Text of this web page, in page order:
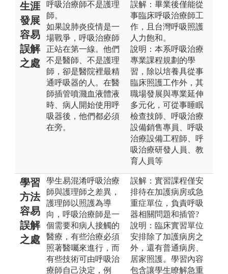
生涯
發展
容易
誤解
之處
呼吸治療師不是護理
師。
如果說肺炎疫情是一
場戰爭，呼吸治療師
正站在第一線。他們
不是醫師、不是護理
師，卻是醫院裡最精
通呼吸器的人。在醫
師插管噴濺血液體液
時、病人開始使用呼
吸器後，他們都必須
在旁。
誤解：畢業後僅能從
事臨床呼吸治療師工
作，且台灣呼吸照護
人力飽和。
說明：本系呼吸治療
專業課程規劃的學
習，除以培養具從事
臨床照護工作外，其
職場發展與專業延伸
多元化，可從事睡眠
檢查技師、呼吸治療
設備銷售專員、呼吸
治療設備工程師、呼
吸治療研發人員、教
育人員等
學習
方法
容易
誤解
之處
學生易混淆呼吸治療
師與護理師之差異，
護理師以照護為導
向，呼吸治療師是一
個需要和病人接觸的
醫療，有些治療必須
照著醫囑來進行，而
有些技術可由呼吸治
療師自己決定，例
誤解：實習課程僅安
排待在加護病房或急
重症單位，負責呼吸
器相關問題和插管?
說明：臨床實習單位
安排除了加護病房之
外，還有普通病房、
居家照護。學習內容
包含讓學生瞭解急重